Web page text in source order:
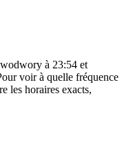
à 23:54 et
voir à quelle fréquence
les horaires exacts,